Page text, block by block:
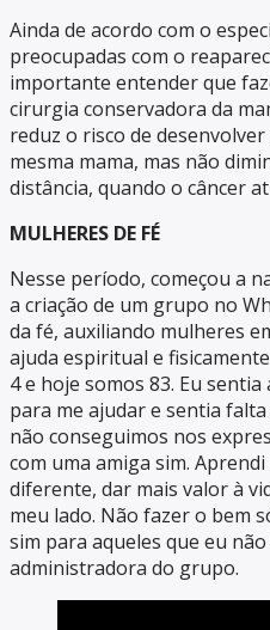
Ainda de acordo com o
preocupadas com o
importante entender que
cirurgia conservadora da
reduz o risco de
mesma mama, mas não
distância, quando o câncer
MULHERES DE FÉ
Nesse período, começou a
a criação de um grupo no
da fé, auxiliando mulheres
ajuda espiritual e
4 e hoje somos 83. Eu
para me ajudar e sentia
não conseguimos nos
com uma amiga sim.
diferente, dar mais valor à
meu lado. Não fazer o bem
sim para aqueles que eu
administradora do grupo.